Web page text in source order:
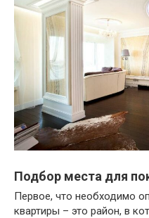
Подбор места для
Первое, что необходимо
квартиры – это район, в